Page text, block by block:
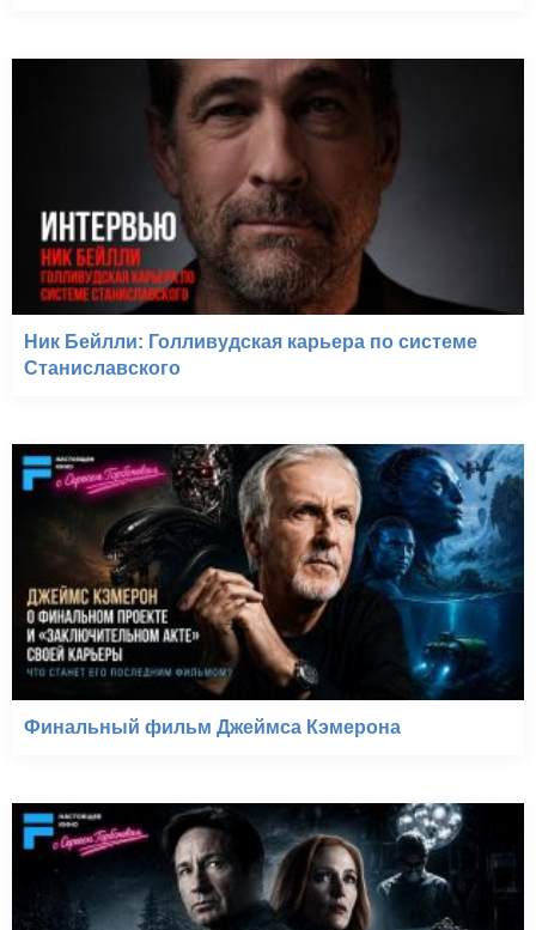
Ник Бейлли: Голливудская карьера по системе
Станиславского
Финальный фильм Джеймса Кэмерона